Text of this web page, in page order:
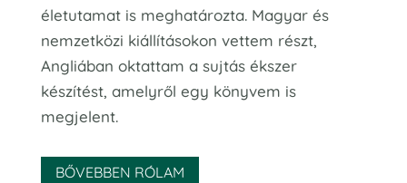
életutamat is meghatározta. Magyar és
nemzetközi kiállításokon vettem részt,
Angliában oktattam a sujtás ékszer
készítést, amelyről egy könyvem is
megjelent.
BŐVEBBEN RÓLAM